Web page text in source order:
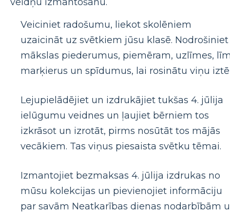
Veiciniet radošumu, liekot skolēniem
uzaicināt uz svētkiem jūsu klasē. Nodrošiniet
mākslas piederumus, piemēram, uzlīmes,
marķierus un spīdumus, lai rosinātu viņu
Lejupielādējiet un izdrukājiet tukšas 4. jūlija
ielūgumu veidnes un ļaujiet bērniem tos
izkrāsot un izrotāt, pirms nosūtāt tos mājās
vecākiem. Tas viņus piesaista svētku tēmai.
Izmantojiet bezmaksas 4. jūlija izdrukas no
mūsu kolekcijas un pievienojiet informāciju
par savām Neatkarības dienas nodarbībām